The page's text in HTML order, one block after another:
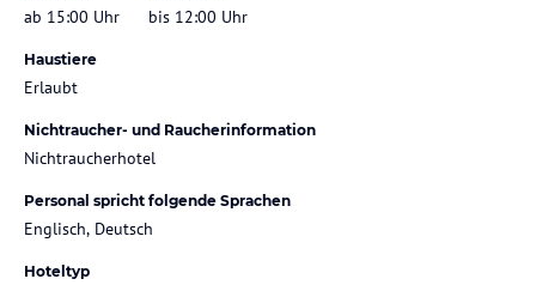
ab 15:00 Uhr bis 12:00 Uhr
Haustiere
Erlaubt
Nichtraucher- und Raucherinformation
Nichtraucherhotel
Personal spricht folgende Sprachen
Englisch, Deutsch
Hoteltyp